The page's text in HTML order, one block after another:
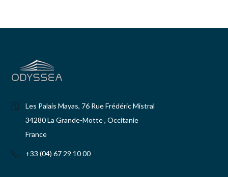
Les Palais Mayas, 76 Rue Frédéric Mistral
34280 La Grande-Motte , Occitanie
France
+33 (04) 67 29 10 00